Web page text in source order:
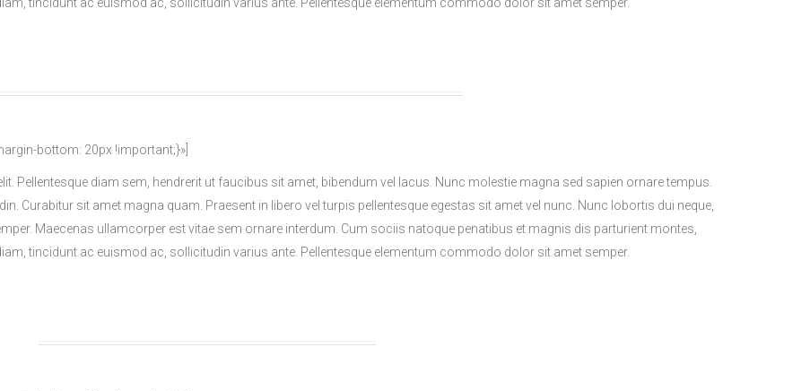
bottom: 20px !important;}»]
Pellentesque diam sem, hendrerit ut faucibus sit amet, bibendum vel lacus. Nunc molestie magna sed sapien ornare tempus.
Curabitur sit amet magna quam. Praesent in libero vel turpis pellentesque egestas sit amet vel nunc. Nunc lobortis dui neque,
Maecenas ullamcorper est vitae sem ornare interdum. Cum sociis natoque penatibus et magnis dis parturient montes,
tincidunt ac euismod ac, sollicitudin varius ante. Pellentesque elementum commodo dolor sit amet semper.